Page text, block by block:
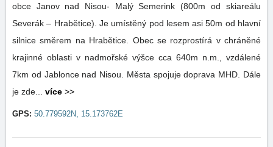
obce Janov nad Nisou- Malý Semerink (800m od skiareálu
Severák – Hrabětice). Je umístěný pod lesem asi 50m od hlavní
silnice směrem na Hrabětice. Obec se rozprostírá v chráněné
krajinné oblasti v nadmořské výšce cca 640m n.m., vzdálené
7km od Jablonce nad Nisou. Města spojuje doprava MHD. Dále
je zde... více >>
GPS: 50.779592N, 15.173762E